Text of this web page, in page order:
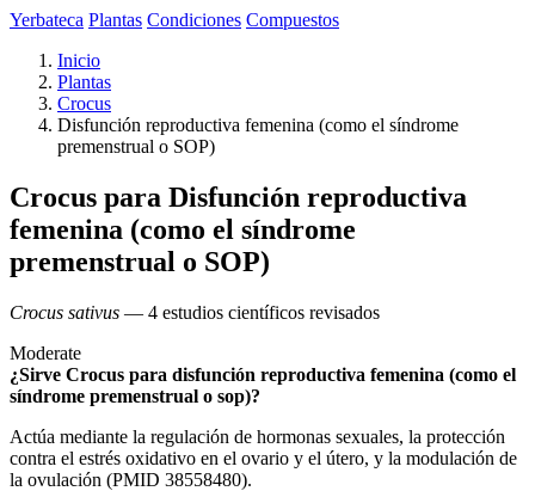
Yerbateca Plantas Condiciones Compuestos
Inicio
Plantas
Crocus
Disfunción reproductiva femenina (como el síndrome
premenstrual o SOP)
Crocus para Disfunción reproductiva
femenina (como el síndrome
premenstrual o SOP)
Crocus sativus — 4 estudios científicos revisados
Moderate
¿Sirve Crocus para disfunción reproductiva femenina (como el
síndrome premenstrual o sop)?
Actúa mediante la regulación de hormonas sexuales, la protección
contra el estrés oxidativo en el ovario y el útero, y la modulación de
la ovulación (PMID 38558480).